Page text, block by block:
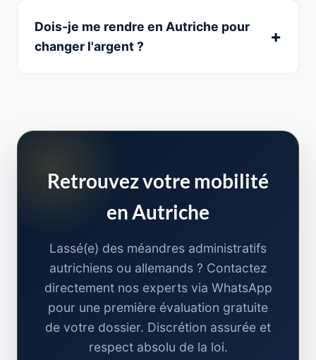
Dois-je me rendre en Autriche pour
changer l'argent ?
Retrouvez votre mobilité
en Autriche
Lassé(e) des méandres administratifs
autrichiens ou allemands ? Contactez
directement nos experts via WhatsApp
pour une première évaluation gratuite
de votre dossier. Discrétion assurée et
respect absolu de la loi.